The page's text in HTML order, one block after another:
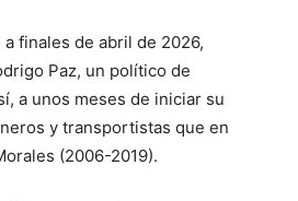
finales de abril de 2026,
Paz, un político de
a unos meses de iniciar su
y transportistas que en
(2006-2019).